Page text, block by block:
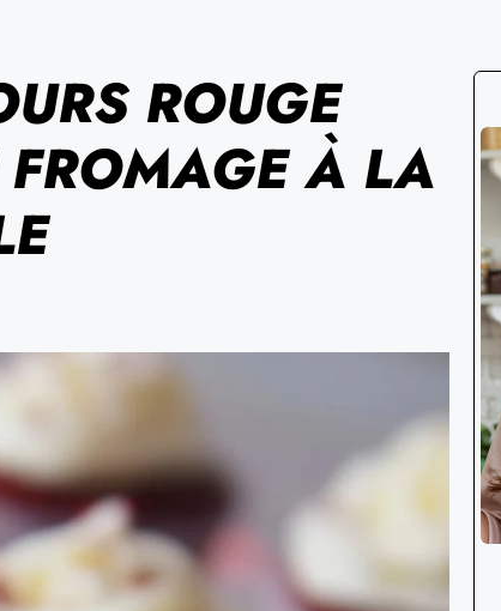
ROUGE
À LA